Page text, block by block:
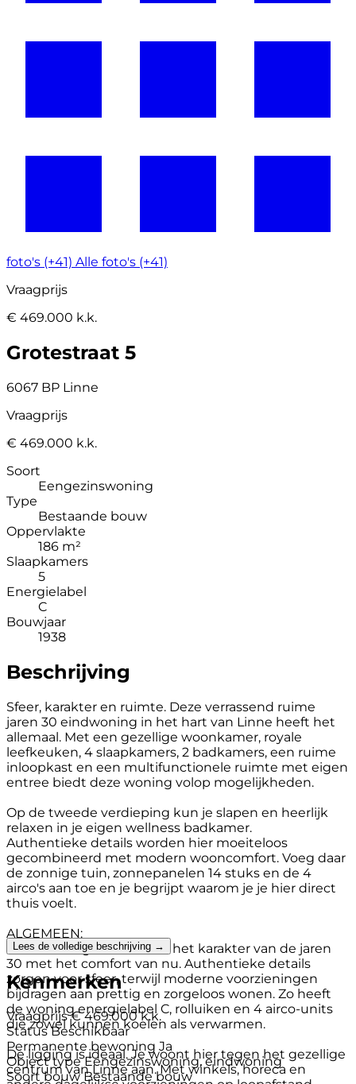
foto's (+41) Alle foto's (+41)
Vraagprijs
€ 469.000 k.k.
Grotestraat 5
6067 BP Linne
Vraagprijs
€ 469.000 k.k.
Soort
Eengezinswoning
Type
Bestaande bouw
Oppervlakte
186 m²
Slaapkamers
5
Energielabel
C
Bouwjaar
1938
Beschrijving
Sfeer, karakter en ruimte. Deze verrassend ruime
jaren 30 eindwoning in het hart van Linne heeft het
allemaal. Met een gezellige woonkamer, royale
leefkeuken, 4 slaapkamers, 2 badkamers, een ruime
inloopkast en een multifunctionele ruimte met eigen
entree biedt deze woning volop mogelijkheden.
Op de tweede verdieping kun je slapen en heerlijk
relaxen in je eigen wellness badkamer.
Authentieke details worden hier moeiteloos
gecombineerd met modern wooncomfort. Voeg daar
de zonnige tuin, zonnepanelen 14 stuks en de 4
airco's aan toe en je begrijpt waarom je je hier direct
thuis voelt.
ALGEMEEN:
Deze woning combineert het karakter van de jaren
30 met het comfort van nu. Authentieke details
zorgen voor sfeer, terwijl moderne voorzieningen
bijdragen aan prettig en zorgeloos wonen. Zo heeft
de woning energielabel C, rolluiken en 4 airco-units
die zowel kunnen koelen als verwarmen.
De ligging is ideaal. Je woont hier tegen het gezellige
centrum van Linne aan. Met winkels, horeca en
Lees de volledige beschrijving →
Kenmerken
Vraagprijs € 469.000 k.k.
Status Beschikbaar
Permanente bewoning Ja
Object type Eengezinswoning, eindwoning
Soort bouw Bestaande bouw